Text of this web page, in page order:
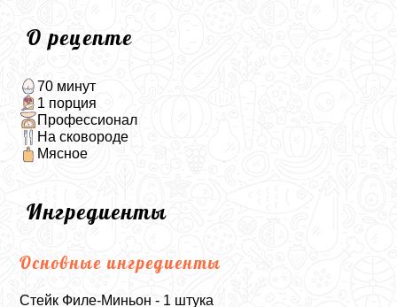
О рецепте
70 минут
1 порция
Профессионал
На сковороде
Мясное
Ингредиенты
Основные ингредиенты
Стейк Филе-Миньон - 1 штука